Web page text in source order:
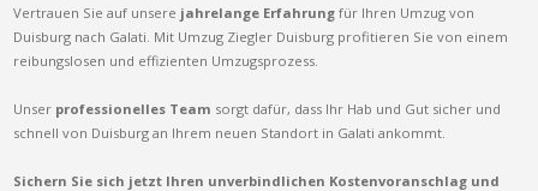
Vertrauen Sie auf unsere jahrelange Erfahrung für Ihren Umzug von
Duisburg nach Galati. Mit Umzug Ziegler Duisburg profitieren Sie von einem
reibungslosen und effizienten Umzugsprozess.
Unser professionelles Team sorgt dafür, dass Ihr Hab und Gut sicher und
schnell von Duisburg an Ihrem neuen Standort in Galati ankommt.
Sichern Sie sich jetzt Ihren unverbindlichen Kostenvoranschlag und